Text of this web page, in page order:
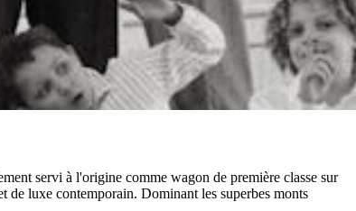
servi à l'origine comme wagon de première classe sur
luxe contemporain. Dominant les superbes monts